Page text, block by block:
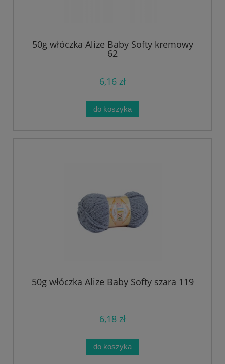
50g włóczka Alize Baby Softy kremowy
62
6,16 zł
do koszyka
50g włóczka Alize Baby Softy szara 119
6,18 zł
do koszyka